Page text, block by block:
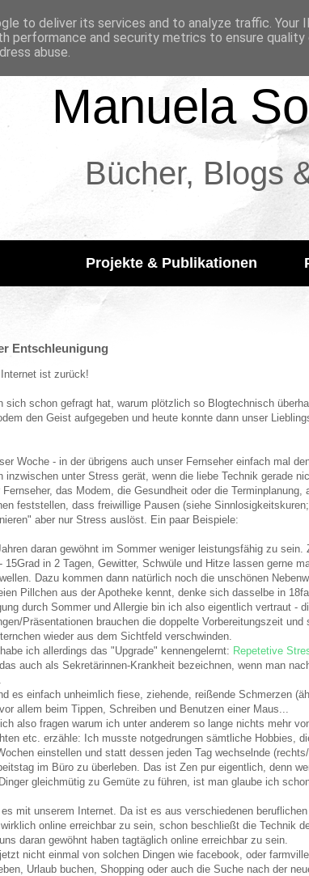
Manuela
Bücher, Blogs
Projekte & Publikationen
Entschleunigung
ist zurück!
sich schon gefragt hat, warum plötzlich so Blogtechnisch
den Geist aufgegeben und heute konnte dann unser
Woche - in der übrigens auch unser Fernseher einfach mal
inzwischen unter Stress gerät, wenn die liebe Technik gerade
das Modem, die Gesundheit oder die
feststellen, dass freiwillige Pausen (siehe
aber nur Stress auslöst. Ein paar Beispiele:
daran gewöhnt im Sommer weniger leistungsfähig zu
15Grad in 2 Tagen, Gewitter, Schwüle und Hitze lassen gerne
Dazu kommen dann natürlich noch die unschönen
Pillchen aus der Apotheke kennt, denke sich dasselbe in
durch Sommer und Allergie bin ich also eigentlich vertraut -
Präsentationen brauchen die doppelte Vorbereitungszeit
wieder aus dem Sichtfeld verschwinden.
ich allerdings das "Upgrade" kennengelernt: Repetetive
auch als Sekretärinnen-Krankheit bezeichnen, wenn man
es einfach unheimlich fiese, ziehende, reißende Schmerzen
allem beim Tippen, Schreiben und Benutzen einer Maus...
also fragen warum ich unter anderem so lange nichts mehr
etc. erzähle: Ich musste notgedrungen sämtliche Hobbies,
einstellen und statt dessen jeden Tag wechselnde
im Büro zu überleben. Das ist Zen pur eigentlich, denn
gleichmütig zu Gemüte zu führen, ist man glaube ich
mit unserem Internet. Da ist es aus verschiedenen
online erreichbar zu sein, schon beschließt die Technik
daran gewöhnt haben tagtäglich online erreichbar zu sein.
nicht einmal von solchen Dingen wie facebook, oder
Urlaub buchen, Shopping oder auch die Suche nach der
to deliver its services and to analyze traffic. Your
performance and security metrics to ensure
abuse.